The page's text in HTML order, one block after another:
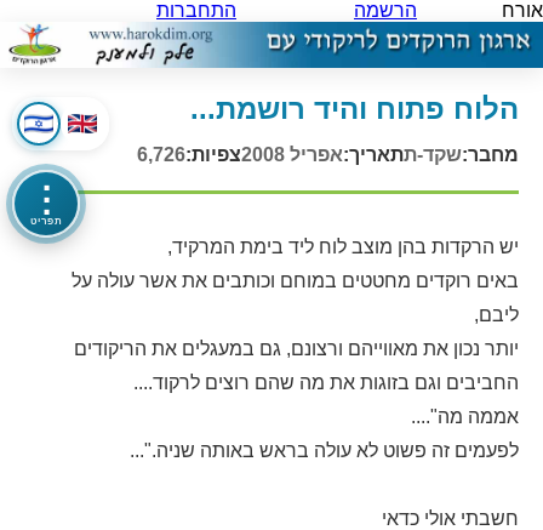
אורח הרשמה התחברות
⋮
תפריט
הלוח פתוח והיד רושמת...
מחבר:שקד-תתאריך:אפריל 2008 צפיות:6,726
יש הרקדות בהן מוצב לוח ליד בימת המרקיד,
באים רוקדים מחטטים במוחם וכותבים את אשר עולה על
ליבם,
יותר נכון את מאווייהם ורצונם, גם במעגלים את הריקודים
החביבים וגם בזוגות את מה שהם רוצים לרקוד....
אממה מה"....
לפעמים זה פשוט לא עולה בראש באותה שניה."...
חשבתי אולי כדאי